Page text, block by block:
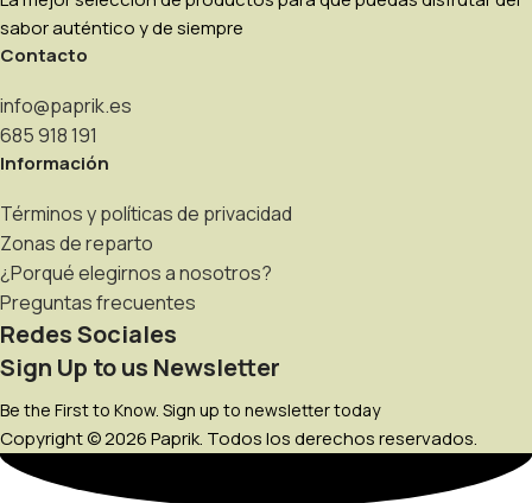
sabor auténtico y de siempre
Contacto
info@paprik.es
685 918 191
Información
Términos y políticas de privacidad
Zonas de reparto
¿Porqué elegirnos a nosotros?
Preguntas frecuentes
Redes Sociales
Sign Up to us Newsletter
Be the First to Know. Sign up to newsletter today
Copyright © 2026 Paprik. Todos los derechos reservados.